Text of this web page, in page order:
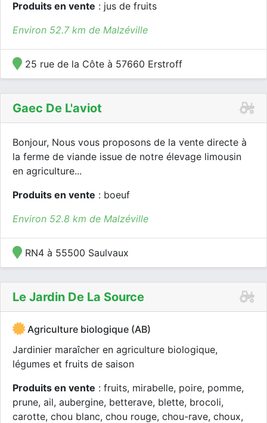
Produits en vente : jus de fruits
Environ 52.7 km de Malzéville
25 rue de la Côte à 57660 Erstroff
Gaec De L'aviot
Bonjour, Nous vous proposons de la vente directe à
la ferme de viande issue de notre élevage limousin
en agriculture...
Produits en vente : boeuf
Environ 52.8 km de Malzéville
RN4 à 55500 Saulvaux
Le Jardin De La Source
Agriculture biologique (AB)
Jardinier maraîcher en agriculture biologique,
légumes et fruits de saison
Produits en vente : fruits, mirabelle, poire, pomme,
prune, ail, aubergine, betterave, blette, brocoli,
carotte, chou blanc, chou rouge, chou-rave, choux,